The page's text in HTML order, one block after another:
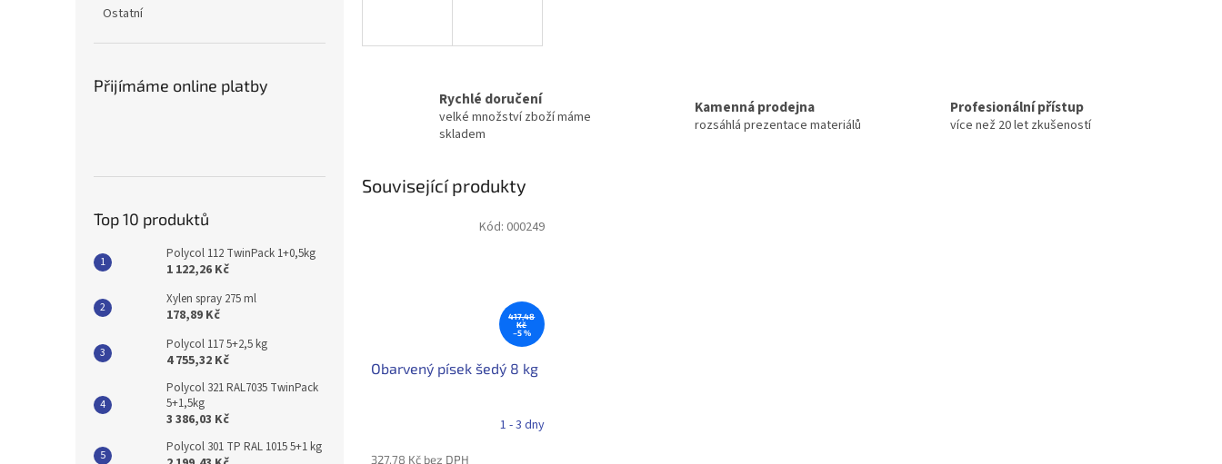
Ostatní
Přijímáme online platby
Top 10 produktů
Polycol 112 TwinPack 1+0,5kg
1 122,26 Kč
Xylen spray 275 ml
178,89 Kč
Polycol 117 5+2,5 kg
4 755,32 Kč
Polycol 321 RAL7035 TwinPack
5+1,5kg
3 386,03 Kč
Polycol 301 TP RAL 1015 5+1 kg
Rychlé doručení
velké množství zboží máme
skladem
Kamenná prodejna
rozsáhlá prezentace materiálů
Profesionální přístup
více než 20 let zkušeností
Související produkty
417,48
Kč
–5 %
Obarvený písek šedý 8 kg
1 - 3 dny
327,78 Kč bez DPH
Kód: 000249